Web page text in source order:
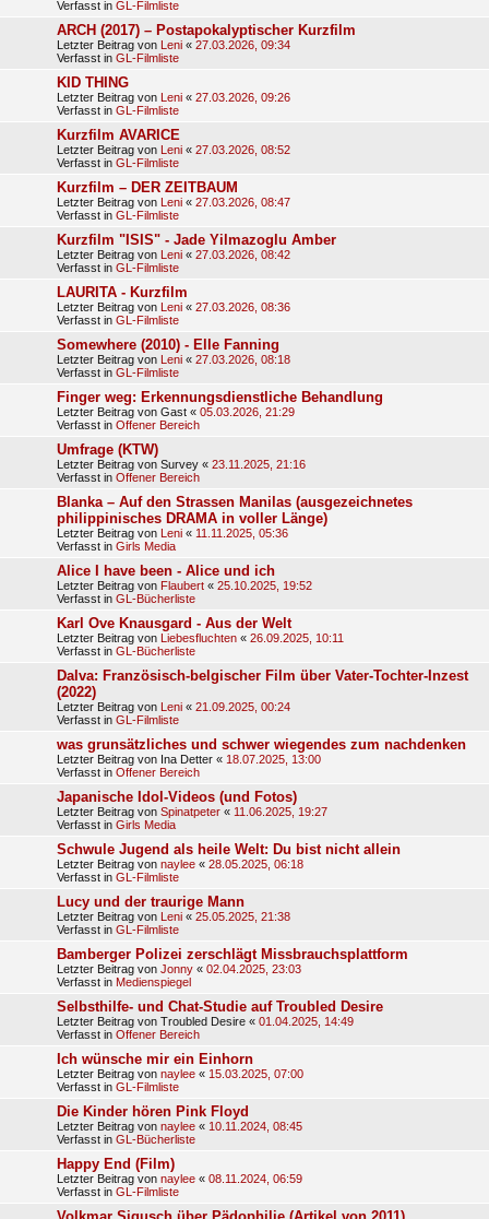
Verfasst in GL-Filmliste
ARCH (2017) – Postapokalyptischer Kurzfilm
Letzter Beitrag von Leni « 27.03.2026, 09:34
Verfasst in GL-Filmliste
KID THING
Letzter Beitrag von Leni « 27.03.2026, 09:26
Verfasst in GL-Filmliste
Kurzfilm AVARICE
Letzter Beitrag von Leni « 27.03.2026, 08:52
Verfasst in GL-Filmliste
Kurzfilm – DER ZEITBAUM
Letzter Beitrag von Leni « 27.03.2026, 08:47
Verfasst in GL-Filmliste
Kurzfilm "ISIS" - Jade Yilmazoglu Amber
Letzter Beitrag von Leni « 27.03.2026, 08:42
Verfasst in GL-Filmliste
LAURITA - Kurzfilm
Letzter Beitrag von Leni « 27.03.2026, 08:36
Verfasst in GL-Filmliste
Somewhere (2010) - Elle Fanning
Letzter Beitrag von Leni « 27.03.2026, 08:18
Verfasst in GL-Filmliste
Finger weg: Erkennungsdienstliche Behandlung
Letzter Beitrag von Gast « 05.03.2026, 21:29
Verfasst in Offener Bereich
Umfrage (KTW)
Letzter Beitrag von Survey « 23.11.2025, 21:16
Verfasst in Offener Bereich
Blanka – Auf den Strassen Manilas (ausgezeichnetes
philippinisches DRAMA in voller Länge)
Letzter Beitrag von Leni « 11.11.2025, 05:36
Verfasst in Girls Media
Alice I have been - Alice und ich
Letzter Beitrag von Flaubert « 25.10.2025, 19:52
Verfasst in GL-Bücherliste
Karl Ove Knausgard - Aus der Welt
Letzter Beitrag von Liebesfluchten « 26.09.2025, 10:11
Verfasst in GL-Bücherliste
Dalva: Französisch-belgischer Film über Vater-Tochter-Inzest
(2022)
Letzter Beitrag von Leni « 21.09.2025, 00:24
Verfasst in GL-Filmliste
was grunsätzliches und schwer wiegendes zum nachdenken
Letzter Beitrag von Ina Detter « 18.07.2025, 13:00
Verfasst in Offener Bereich
Japanische Idol-Videos (und Fotos)
Letzter Beitrag von Spinatpeter « 11.06.2025, 19:27
Verfasst in Girls Media
Schwule Jugend als heile Welt: Du bist nicht allein
Letzter Beitrag von naylee « 28.05.2025, 06:18
Verfasst in GL-Filmliste
Lucy und der traurige Mann
Letzter Beitrag von Leni « 25.05.2025, 21:38
Verfasst in GL-Filmliste
Bamberger Polizei zerschlägt Missbrauchsplattform
Letzter Beitrag von Jonny « 02.04.2025, 23:03
Verfasst in Medienspiegel
Selbsthilfe- und Chat-Studie auf Troubled Desire
Letzter Beitrag von Troubled Desire « 01.04.2025, 14:49
Verfasst in Offener Bereich
Ich wünsche mir ein Einhorn
Letzter Beitrag von naylee « 15.03.2025, 07:00
Verfasst in GL-Filmliste
Die Kinder hören Pink Floyd
Letzter Beitrag von naylee « 10.11.2024, 08:45
Verfasst in GL-Bücherliste
Happy End (Film)
Letzter Beitrag von naylee « 08.11.2024, 06:59
Verfasst in GL-Filmliste
Volkmar Sigusch über Pädophilie (Artikel von 2011)